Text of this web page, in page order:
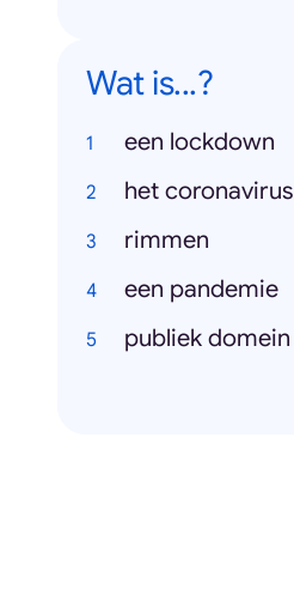
Wat is...?
een lockdown
het coronavirus
rimmen
een pandemie
publiek domein